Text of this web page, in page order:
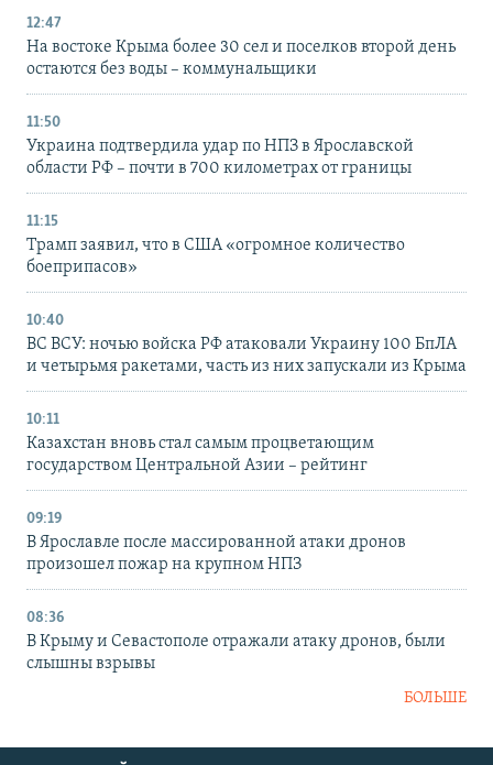
12:47
На востоке Крыма более 30 сел и поселков второй день
остаются без воды – коммунальщики
11:50
Украина подтвердила удар по НПЗ в Ярославской
области РФ – почти в 700 километрах от границы
11:15
Трамп заявил, что в США «огромное количество
боеприпасов»
10:40
ВС ВСУ: ночью войска РФ атаковали Украину 100 БпЛА
и четырьмя ракетами, часть из них запускали из Крыма
10:11
Казахстан вновь стал самым процветающим
государством Центральной Азии – рейтинг
09:19
В Ярославле после массированной атаки дронов
произошел пожар на крупном НПЗ
08:36
В Крыму и Севастополе отражали атаку дронов, были
слышны взрывы
БОЛЬШЕ